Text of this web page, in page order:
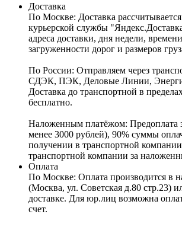
Доставка
По Москве: Доставка
курьерской службы
адреса доставки, дня недели,
загруженности дорог и размеров
По России: Отправляем через
СДЭК, ПЭК, Деловые Линии,
Доставка до транспортной в
бесплатно.
Наложенным платёжом: Предоплата
менее 3000 рублей), 90% суммы
получении в транспортной
транспортной компании за
Оплата
По Москве: Оплата производится в
(Москва, ул. Советская д.80 стр.23)
доставке. Для юр.лиц возможна
счет.